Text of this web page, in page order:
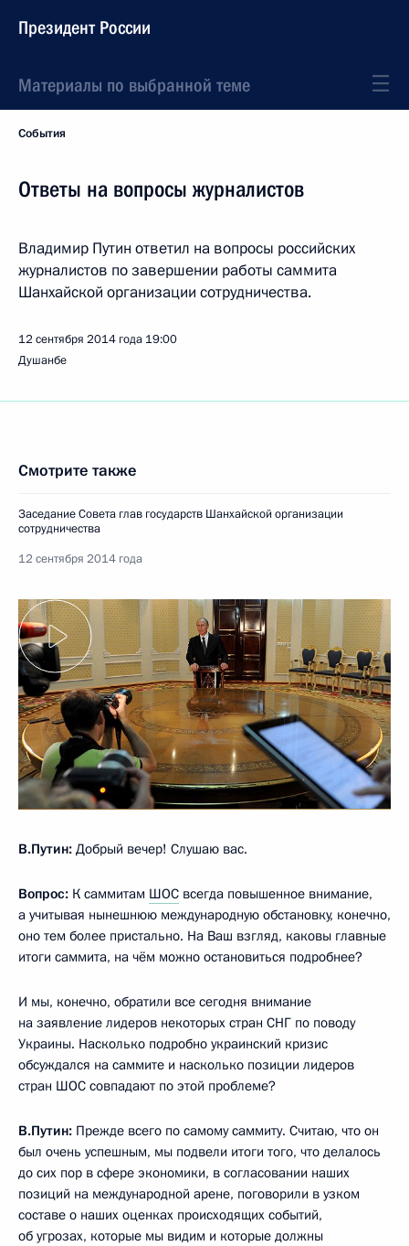
Президент России
Материалы по выбранной теме
События
Ответы на вопросы журналистов
Владимир Путин ответил на вопросы российских
журналистов по завершении работы саммита
Шанхайской организации сотрудничества.
12 сентября 2014 года 19:00
Душанбе
Смотрите также
Заседание Совета глав государств Шанхайской организации
сотрудничества
12 сентября 2014 года
В.Путин: Добрый вечер! Слушаю вас.
Вопрос: К саммитам ШОС всегда повышенное внимание,
а учитывая нынешнюю международную обстановку, конечно,
оно тем более пристально. На Ваш взгляд, каковы главные
итоги саммита, на чём можно остановиться подробнее?
И мы, конечно, обратили все сегодня внимание
на заявление лидеров некоторых стран СНГ по поводу
Украины. Насколько подробно украинский кризис
обсуждался на саммите и насколько позиции лидеров
стран ШОС совпадают по этой проблеме?
В.Путин: Прежде всего по самому саммиту. Считаю, что он
был очень успешным, мы подвели итоги того, что делалось
до сих пор в сфере экономики, в согласовании наших
позиций на международной арене, поговорили в узком
составе о наших оценках происходящих событий,
об угрозах, которые мы видим и которые должны